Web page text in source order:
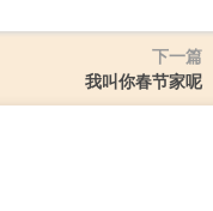
下一篇
我叫你春节家呢